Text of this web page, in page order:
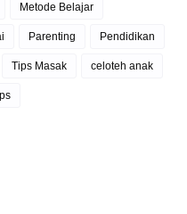
Metode Belajar
Parenting Pendidikan
Tips Masak celoteh anak